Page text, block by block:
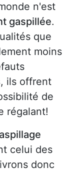
n'est
gaspillée.
que
moins
, ils offrent
de
régalant!
celui des
donc